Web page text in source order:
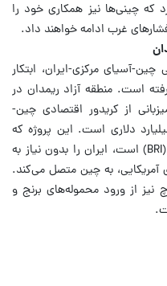
که چینی‌ها نیز همکاری خود را
غرب ادامه خواهند داد.
آسیای مرکزی-ایران، ابتکار
است. منطقه آزاد ریمدان در
از کریدور اقتصادی چین-
این پروژه که
بخشی از طرح «یک کمربند، یک جاده» (BRI) است، ایران را بدون نیاز به
آمریکایی، به چین متصل می‌کند.
از ورود محموله‌های برنج و